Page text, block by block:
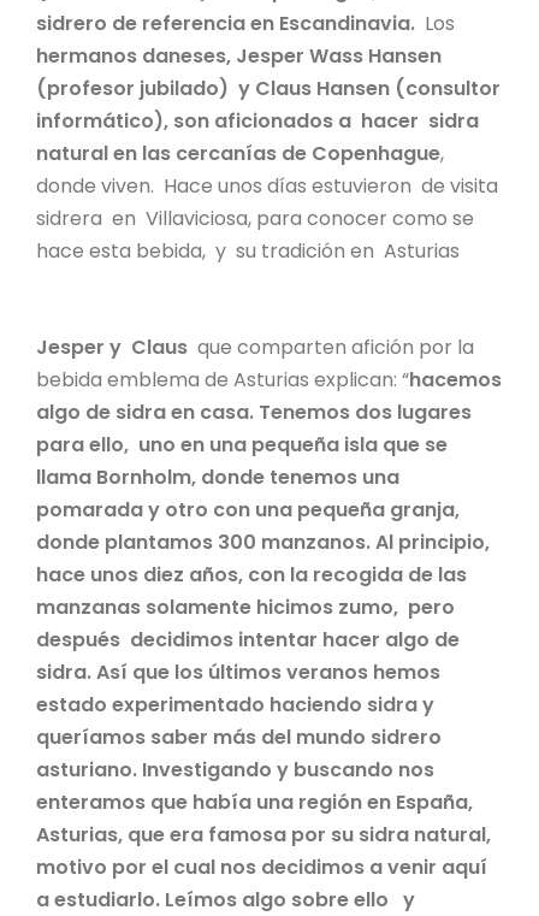
sidrero de referencia en Escandinavia. Los
hermanos daneses, Jesper Wass Hansen
(profesor jubilado) y Claus Hansen (consultor
informático), son aficionados a hacer sidra
natural en las cercanías de Copenhague,
donde viven. Hace unos días estuvieron de visita
sidrera en Villaviciosa, para conocer como se
hace esta bebida, y su tradición en Asturias
Jesper y Claus que comparten afición por la
bebida emblema de Asturias explican: “hacemos
algo de sidra en casa. Tenemos dos lugares
para ello, uno en una pequeña isla que se
llama Bornholm, donde tenemos una
pomarada y otro con una pequeña granja,
donde plantamos 300 manzanos. Al principio,
hace unos diez años, con la recogida de las
manzanas solamente hicimos zumo, pero
después decidimos intentar hacer algo de
sidra. Así que los últimos veranos hemos
estado experimentado haciendo sidra y
queríamos saber más del mundo sidrero
asturiano. Investigando y buscando nos
enteramos que había una región en España,
Asturias, que era famosa por su sidra natural,
motivo por el cual nos decidimos a venir aquí
a estudiarlo. Leímos algo sobre ello y